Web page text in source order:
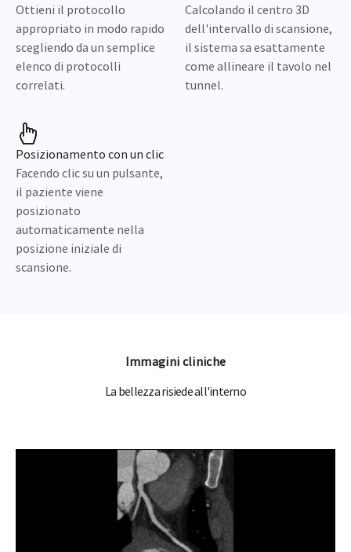
Ottieni il protocollo
appropriato in modo rapido
scegliendo da un semplice
elenco di protocolli
correlati.
Calcolando il centro 3D
dell'intervallo di scansione,
il sistema sa esattamente
come allineare il tavolo nel
tunnel.
Posizionamento con un clic
Facendo clic su un pulsante,
il paziente viene
posizionato
automaticamente nella
posizione iniziale di
scansione.
Immagini cliniche
La bellezza risiede all'interno